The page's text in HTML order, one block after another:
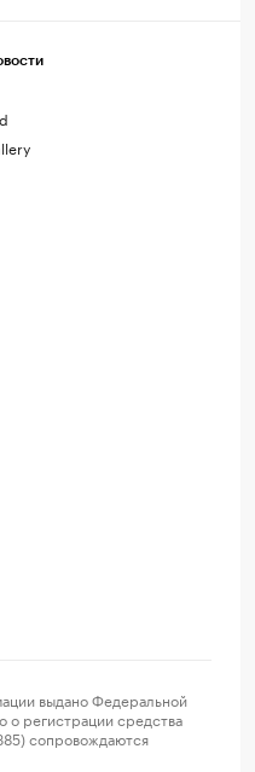
выдано Федеральной
о регистрации средства
сопровождаются